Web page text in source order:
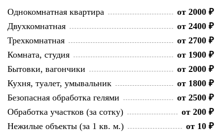
Однокомнатная квартира
от 2000 ₽
Двухкомнатная
от 2400 ₽
Трехкомнатная
от 2700 ₽
Комната, студия
от 1900 ₽
Бытовки, вагончики
от 2000 ₽
Кухня, туалет, умывальник
от 1800 ₽
Безопасная обработка гелями
от 2500 ₽
Обработка участков (за сотку)
от 200 ₽
Нежилые объекты (за 1 кв. м.)
от 10 ₽